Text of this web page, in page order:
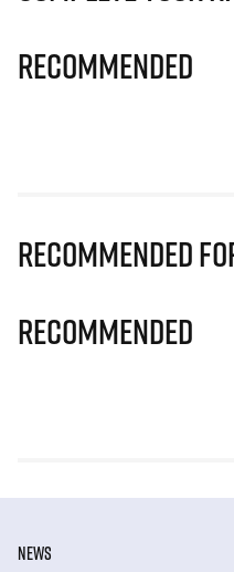
Recommended
Recommended
Recommended
NEWS